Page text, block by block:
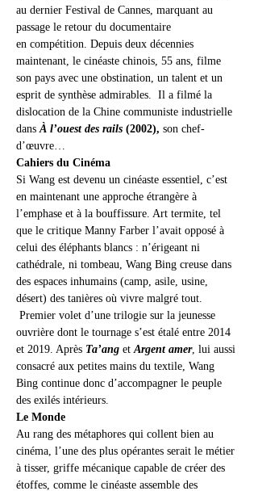
au dernier Festival de Cannes, marquant au
passage le retour du documentaire
en compétition. Depuis deux décennies
maintenant, le cinéaste chinois, 55 ans, filme
son pays avec une obstination, un talent et un
esprit de synthèse admirables.  Il a filmé la
dislocation de la Chine communiste industrielle
dans À l’ouest des rails (2002), son chef-
d’œuvre…
Cahiers du Cinéma
Si Wang est devenu un cinéaste essentiel, c’est
en maintenant une approche étrangère à
l’emphase et à la bouffissure. Art termite, tel
que le critique Manny Farber l’avait opposé à
celui des éléphants blancs : n’érigeant ni
cathédrale, ni tombeau, Wang Bing creuse dans
des espaces inhumains (camp, asile, usine,
désert) des tanières où vivre malgré tout.
Premier volet d’une trilogie sur la jeunesse
ouvrière dont le tournage s’est étalé entre 2014
et 2019. Après Ta’ang et Argent amer, lui aussi
consacré aux petites mains du textile, Wang
Bing continue donc d’accompagner le peuple
des exilés intérieurs.
Le Monde
Au rang des métaphores qui collent bien au
cinéma, l’une des plus opérantes serait le métier
à tisser, griffe mécanique capable de créer des
étoffes, comme le cinéaste assemble des